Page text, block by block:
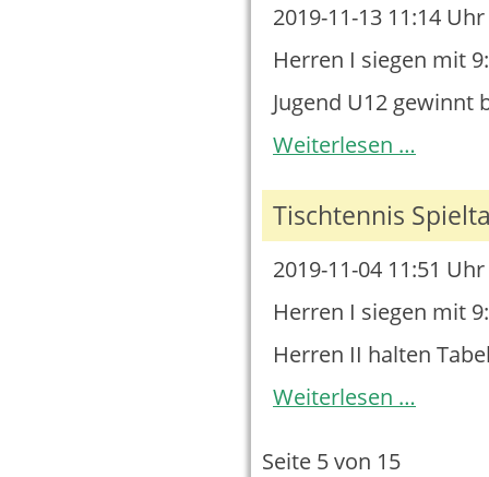
2019-11-13 11:14 Uhr
Herren I siegen mit
Jugend U12 gewinnt
Weiterlesen …Spieltag
Tischtennis
2019-11-04 11:51 Uhr
Herren I siegen mit
Herren II halten
Weiterlesen …Spieltag
Seite 5 von 15